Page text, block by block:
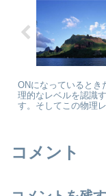
ONになっているとき
理的なレベルを認識
す。そしてこの物理
コメント